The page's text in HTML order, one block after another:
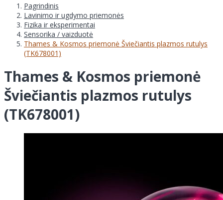
Pagrindinis
Lavinimo ir ugdymo priemonės
Fizika ir eksperimentai
Sensorika / vaizduotė
Thames & Kosmos priemonė Šviečiantis plazmos rutulys
(TK678001)
Thames & Kosmos priemonė
Šviečiantis plazmos rutulys
(TK678001)